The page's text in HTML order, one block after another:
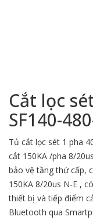
Cắt lọc
SF140-
Tủ cắt lọc sét 1 pha
cắt 150KA /pha 8/
bảo vệ tầng thứ cấp,
150KA 8/20us N-E ,
thiết bị và tiếp điểm
Bluetooth qua